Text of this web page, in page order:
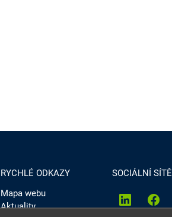
RYCHLÉ ODKAZY
Mapa webu
Aktuality
SOCIÁLNÍ SÍTĚ